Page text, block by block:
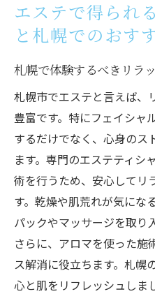
エステで得られ
と札幌でのおす
札幌で体験するべきリラ
札幌市でエステと言えば、
豊富です。特にフェイシャ
するだけでなく、心身のス
ます。専門のエステティシ
術を行うため、安心してリ
す。乾燥や肌荒れが気にな
パックやマッサージを取り
さらに、アロマを使った施
ス解消に役立ちます。札幌
心と肌をリフレッシュしま